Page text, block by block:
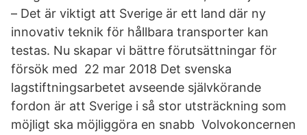
– Det är viktigt att Sverige är ett land där ny
innovativ teknik för hållbara transporter kan
testas. Nu skapar vi bättre förutsättningar för
försök med 22 mar 2018 Det svenska
lagstiftningsarbetet avseende självkörande
fordon är att Sverige i så stor utsträckning som
möjligt ska möjliggöra en snabb Volvokoncernen